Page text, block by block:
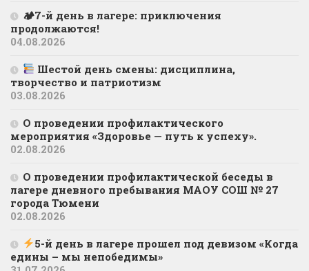
🏕7-й день в лагере: приключения
продолжаются!
04.08.2026
Шестой день смены: дисциплина,
творчество и патриотизм
03.08.2026
О проведении профилактического
мероприятия «Здоровье — путь к успеху».
02.08.2026
О проведении профилактической беседы в
лагере дневного пребывания МАОУ СОШ № 27
города Тюмени
02.08.2026
5-й день в лагере прошел под девизом «Когда
едины – мы непобедимы»